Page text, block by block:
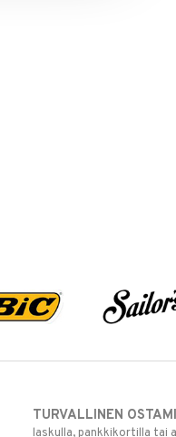
TURVALLINEN
laskulla, pankkikortilla tai